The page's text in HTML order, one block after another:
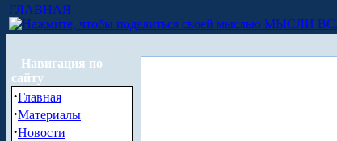
ГЛАВНАЯ
МЫСЛИ
Навигация по
сайту
·Главная
·Материалы
·Новости